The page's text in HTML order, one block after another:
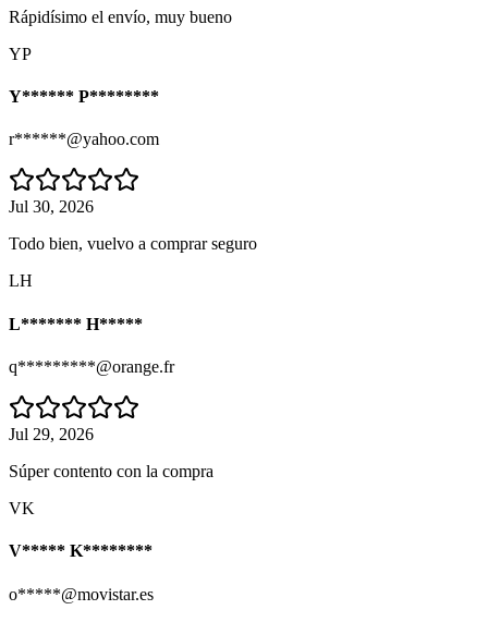
Rápidísimo el envío, muy bueno
YP
Y****** P********
r******@yahoo.com
Jul 30, 2026
Todo bien, vuelvo a comprar seguro
LH
L******* H*****
q*********@orange.fr
Jul 29, 2026
Súper contento con la compra
VK
V***** K********
o*****@movistar.es